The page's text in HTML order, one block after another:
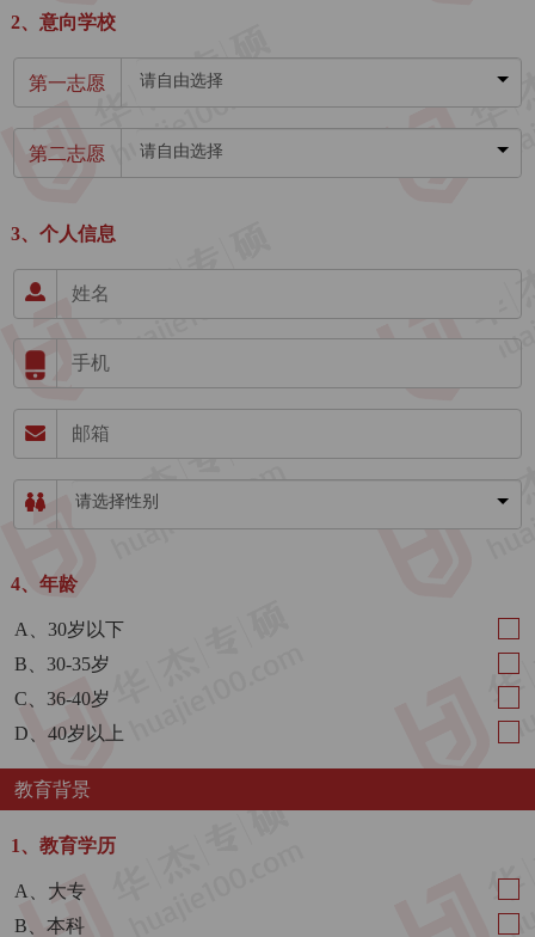
2、意向学校
第一志愿 请自由选择
第二志愿 请自由选择
3、个人信息
请选择性别
4、年龄
A、30岁以下
B、30-35岁
C、36-40岁
D、40岁以上
教育背景
1、教育学历
A、大专
B、本科